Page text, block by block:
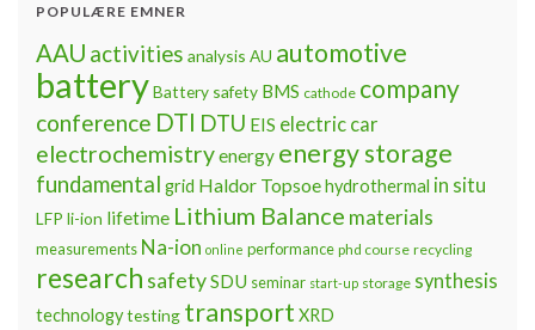
POPULÆRE EMNER
AAU activities analysis AU automotive
batteryBattery safety BMS cathode company
conference DTI DTU EIS electric car
electrochemistryenergy energy storage
fundamental grid Haldor Topsoehydrothermal in situ
LFP li-ion lifetime Lithium Balance materials
measurements Na-ion online performance phd course recycling
research safetySDU seminar start-up storage synthesis
technologytesting transport XRD